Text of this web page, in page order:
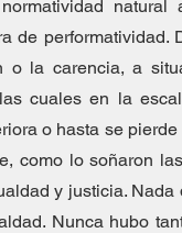
de
o la carencia, a
cuales en la
o hasta se
como lo soñaron
y justicia.
Nunca hubo